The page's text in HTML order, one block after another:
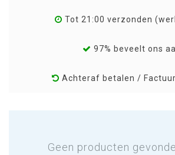
Tot 21:00 verzonden
97% beveelt ons
Achteraf betalen /
Geen producten